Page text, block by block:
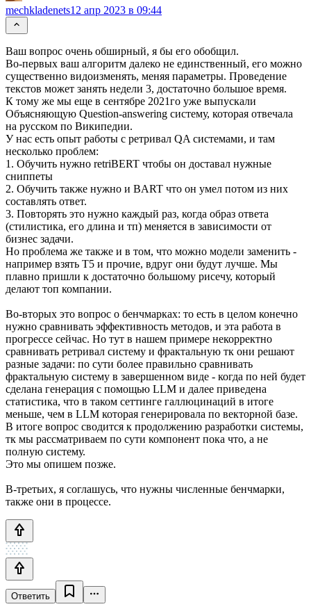
mechkladenets12 апр 2023 в 09:44
Ваш вопрос очень обширный, я бы его обобщил.
Во-первых ваш алгоритм далеко не единственный, его можно
существенно видоизменять, меняя параметры. Проведение
текстов может занять недели 3, достаточно большое время.
К тому же мы еще в сентябре 2021го уже выпускали
Объясняющую Question-answering систему, которая отвечала
на русском по Википедии.
У нас есть опыт работы с ретривал QA системами, и там
несколько проблем:
1. Обучить нужно retriBERT чтобы он доставал нужные
сниппеты
2. Обучить также нужно и BART что он умел потом из них
составлять ответ.
3. Повторять это нужно каждый раз, когда образ ответа
(стилистика, его длина и тп) меняется в зависимости от
бизнес задачи.
Но проблема же также и в том, что можно модели заменить -
например взять T5 и прочие, вдруг они будут лучше. Мы
плавно пришли к достаточно большому рисечу, который
делают топ компании.
Во-вторых это вопрос о бенчмарках: то есть в целом конечно
нужно сравнивать эффективность методов, и эта работа в
прогрессе сейчас. Но тут в нашем примере некорректно
сравнивать ретривал систему и фрактальную тк они решают
разные задачи: по сути более правильно сравнивать
фрактальную систему в завершенном виде - когда по ней будет
сделана генерация с помощью LLM и далее приведена
статистика, что в таком сеттинге галлюцинаций в итоге
меньше, чем в LLM которая генерировала по векторной базе.
В итоге вопрос сводится к продолжению разработки системы,
тк мы рассматриваем по сути компонент пока что, а не
полную систему.
Это мы опишем позже.
В-третьих, я соглашусь, что нужны численные бенчмарки,
также они в процессе.
Ответить